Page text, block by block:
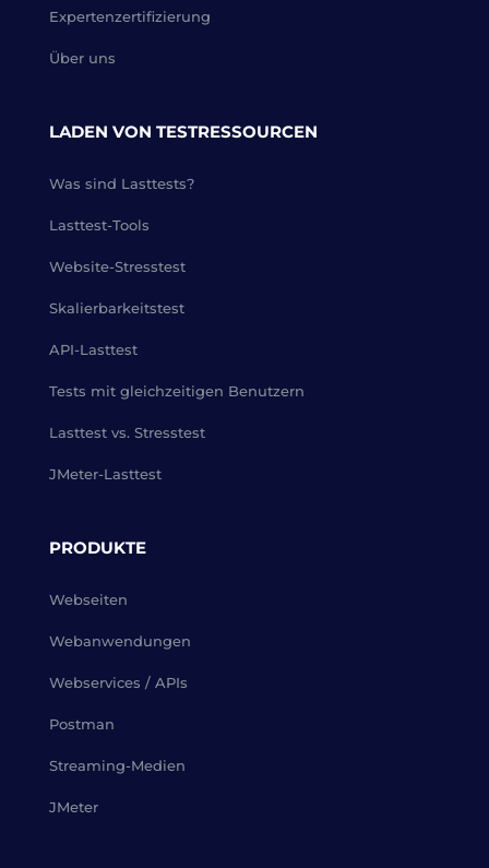
Expertenzertifizierung
Über uns
LADEN VON TESTRESSOURCEN
Was sind Lasttests?
Lasttest-Tools
Website-Stresstest
Skalierbarkeitstest
API-Lasttest
Tests mit gleichzeitigen Benutzern
Lasttest vs. Stresstest
JMeter-Lasttest
PRODUKTE
Webseiten
Webanwendungen
Webservices / APIs
Postman
Streaming-Medien
JMeter